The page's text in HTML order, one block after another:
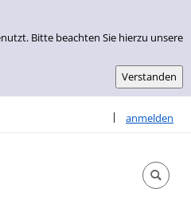
Bitte beachten Sie hierzu unsere
| anmelden
Sprache